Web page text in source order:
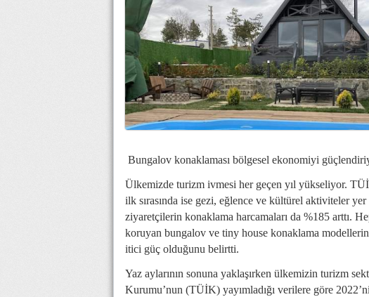
Bungalov konaklaması bölgesel ekonomiyi
Ülkemizde turizm ivmesi her geçen yıl yükseliyor.
ilk sırasında ise gezi, eğlence ve kültürel aktiviteler
ziyaretçilerin konaklama harcamaları da %185 arttı.
koruyan bungalov ve tiny house konaklama
itici güç olduğunu belirtti.
Yaz aylarının sonuna yaklaşırken ülkemizin turizm
Kurumu’nun (TÜİK) yayımladığı verilere göre